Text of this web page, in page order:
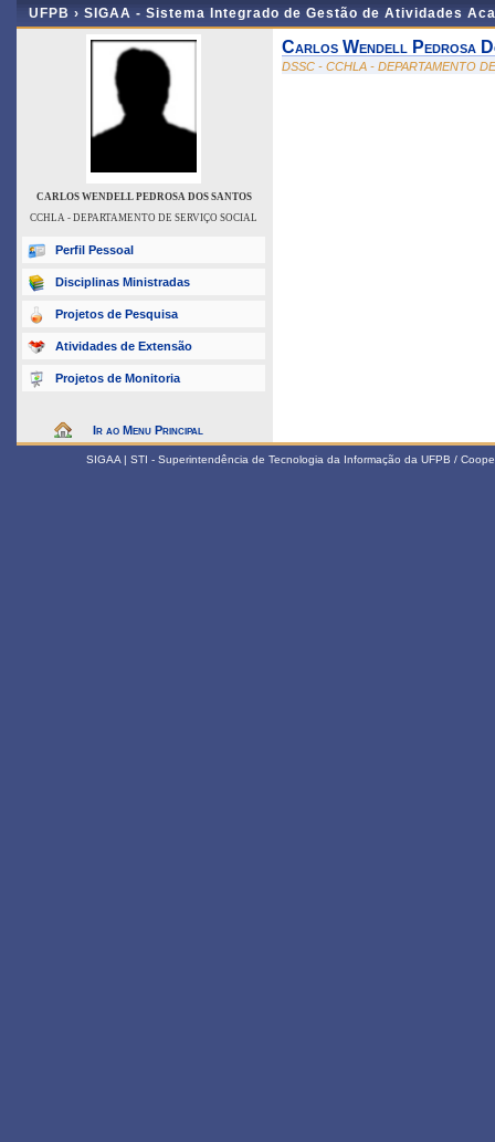
UFPB › SIGAA - Sistema Integrado de Gestão de Atividades
CARLOS WENDELL PEDROSA DOS SANTOS
CCHLA - DEPARTAMENTO DE SERVIÇO SOCIAL
Perfil Pessoal
Disciplinas Ministradas
Projetos de Pesquisa
Atividades de Extensão
Projetos de Monitoria
Ir ao Menu Principal
Carlos Wendell Pedrosa
DSSC - CCHLA - DEPARTAMENTO
SIGAA | STI - Superintendência de Tecnologia da Informação da UFPB /